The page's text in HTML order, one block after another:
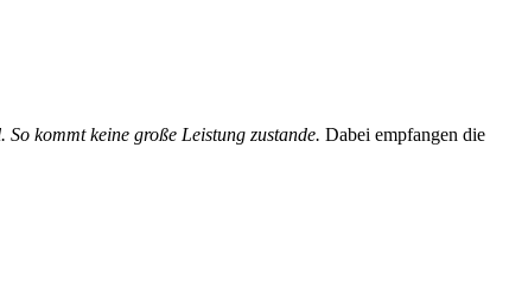
kommt keine große Leistung zustande. Dabei empfangen die